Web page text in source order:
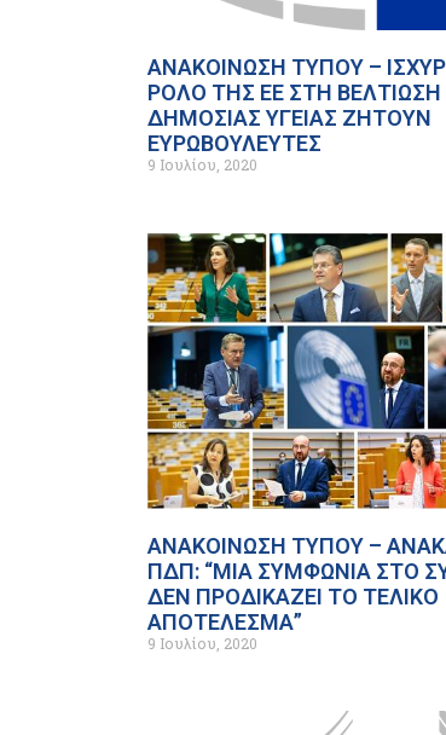
ΑΝΑΚΟΙΝΩΣΗ ΤΥΠΟΥ –
ΡΟΛΟ ΤΗΣ ΕΕ ΣΤΗ
ΔΗΜΟΣΙΑΣ ΥΓΕΙΑΣ ΖΗΤΟΥΝ
ΕΥΡΩΒΟΥΛΕΥΤΕΣ
9 Ιουλίου, 2020
ΑΝΑΚΟΙΝΩΣΗ ΤΥΠΟΥ –
ΠΔΠ: “ΜΙΑ ΣΥΜΦΩΝΙΑ ΣΤΟ
ΔΕΝ ΠΡΟΔΙΚΑΖΕΙ ΤΟ ΤΕΛΙΚΟ
ΑΠΟΤΕΛΕΣΜΑ”
9 Ιουλίου, 2020